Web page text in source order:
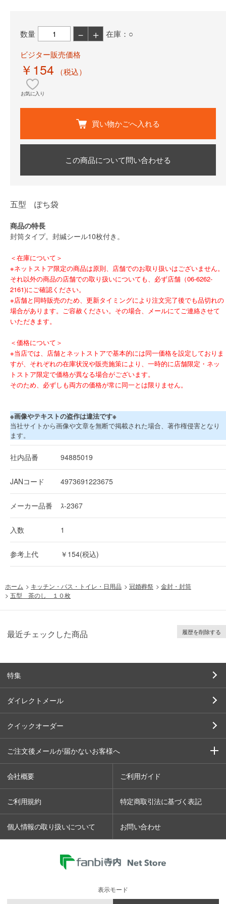
数量 － ＋
在庫：○
ビジター販売価格
￥154 （税込）
お気に入り
買い物かごへ入れる
この商品について問い合わせる
五型 ぽち袋
商品の特長
封筒タイプ。封緘シール10枚付き。
＜在庫について＞
※ネットストア限定の商品は原則、店舗でのお取り扱いはございません。
それ以外の商品の店舗での取り扱いについても、必ず店舗（06-6262-
2161)にご確認ください。
※店舗と同時販売のため、更新タイミングにより注文完了後でも品切れの
場合があります。ご容赦ください。その場合、メールにてご連絡させて
いただきます。
＜価格について＞
※当店では、店舗とネットストアで基本的には同一価格を設定しておりま
すが、それぞれの在庫状況や販売施策により、一時的に店舗限定・ネッ
トストア限定で価格が異なる場合がございます。
そのため、必ずしも両方の価格が常に同一とは限りません。
※画像やテキストの盗作は違法です※
当社サイトから画像や文章を無断で掲載された場合、著作権侵害となり
ます。
社内品番 94885019
JANコード 4973691223675
メーカー品番 ｽ-2367
入数 1
参考上代 ￥154(税込)
ホーム > キッチン・バス・トイレ・日用品 > 冠婚葬祭 > 金封・封筒
> 五型 茶のし １０枚
最近チェックした商品 履歴を削除する
特集
ダイレクトメール
クイックオーダー
ご注文後メールが届かないお客様へ
会社概要 ご利用ガイド
ご利用規約 特定商取引法に基づく表記
個人情報の取り扱いについて お問い合わせ
表示モード